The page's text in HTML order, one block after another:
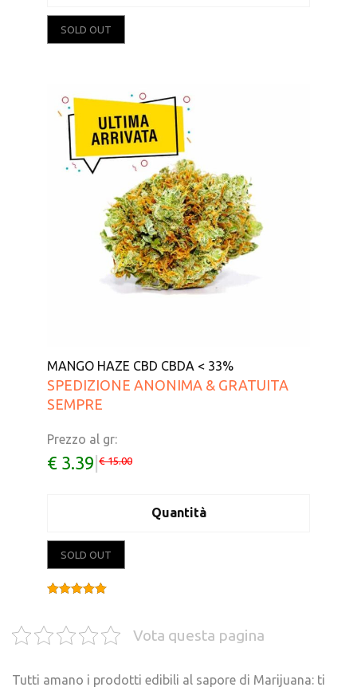
SOLD OUT
MANGO HAZE CBD CBDA < 33%
SPEDIZIONE ANONIMA & GRATUITA
SEMPRE
Prezzo al gr:
€ 3.39 € 15.00
Quantità
SOLD OUT
Vota questa pagina
Tutti amano i prodotti edibili al sapore di Marijuana: ti